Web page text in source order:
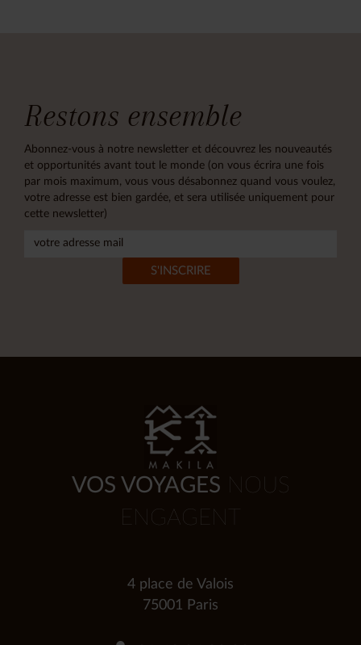
Restons ensemble
Abonnez-vous à notre newsletter et découvrez les nouveautés
et opportunités avant tout le monde (on vous écrira une fois
par mois maximum, vous vous désabonnez quand vous voulez,
votre adresse est bien gardée, et sera utilisée uniquement pour
cette newsletter)
VOS VOYAGES NOUS
ENGAGENT
4 place de Valois
75001 Paris